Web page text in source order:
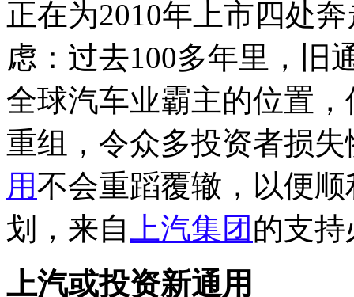
正在为2010年上市四处
虑：过去100多年里，旧
全球汽车业霸主的位置
重组，令众多投资者损
用不会重蹈覆辙，以便
划，来自
上汽集团 的支
上汽或投资新通用